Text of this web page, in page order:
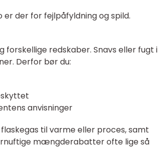
der for fejlpåfyldning og spild.
redskaber. Snavs eller fugt i
Derfor bør du:
anvisninger
til varme eller proces, samt
mængderabatter ofte lige så